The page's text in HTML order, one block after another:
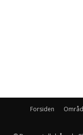
Forsiden